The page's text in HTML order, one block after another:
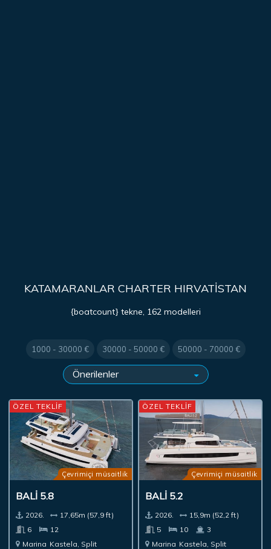
KATAMARANLAR CHARTER HIRVATISTAN
{boatcount} tekne, 162 modelleri
1000 - 30000 € 30000 - 50000 € 50000 - 70000 €
Çevrimiçi müsaitlik
BALI 5.8
2026.
17,65m (57,9 ft)
6
12
Marina Kastela, Split
ÖZEL TEKLİF
Çevrimiçi müsaitlik
BALI 5.2
2026.
15,9m (52,2 ft)
5
10
3
Marina Kastela, Split
ÖZEL TEKLİF